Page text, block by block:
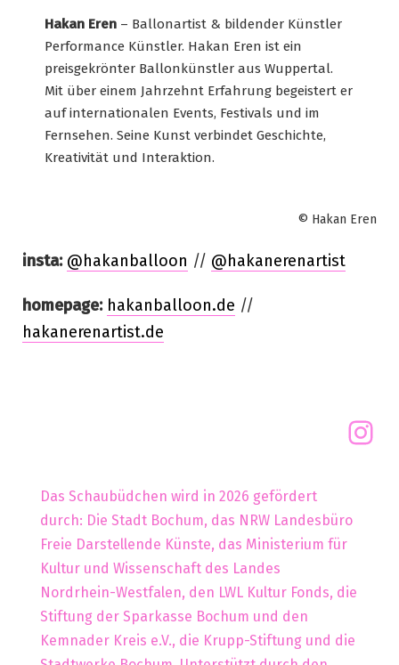
Hakan Eren – Ballonartist & bildender Künstler
Performance Künstler. Hakan Eren ist ein
preisgekrönter Ballonkünstler aus Wuppertal.
Mit über einem Jahrzehnt Erfahrung begeistert er
auf internationalen Events, Festivals und im
Fernsehen. Seine Kunst verbindet Geschichte,
Kreativität und Interaktion.
© Hakan Eren
insta: @hakanballoon // @hakanerenartist
homepage: hakanballoon.de //
hakanerenartist.de
Das Schaubüdchen wird in 2026 gefördert
durch: Die Stadt Bochum, das NRW Landesbüro
Freie Darstellende Künste, das Ministerium für
Kultur und Wissenschaft des Landes
Nordrhein-Westfalen, den LWL Kultur Fonds, die
Stiftung der Sparkasse Bochum und den
Kemnader Kreis e.V., die Krupp-Stiftung und die